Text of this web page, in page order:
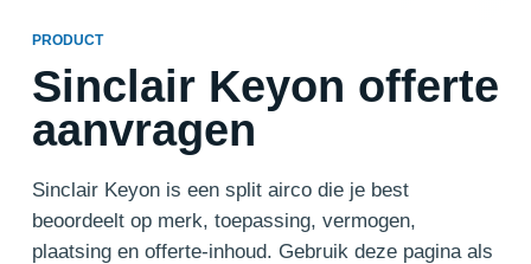
PRODUCT
Sinclair Keyon offerte
aanvragen
Sinclair Keyon is een split airco die je best
beoordeelt op merk, toepassing, vermogen,
plaatsing en offerte-inhoud. Gebruik deze pagina als